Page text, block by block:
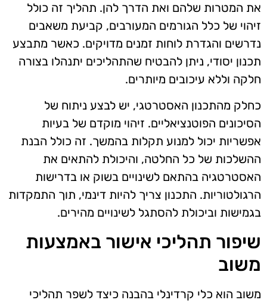
את המטרות שלהם ואת הדרך להן. תהליך זה כולל
זיהוי של כלל הגורמים המעורבים, קביעת משאבים
נדרשים והגדרת לוחות זמנים מדויקים. כאשר מתבצע
תכנון יסודי, ניתן להבטיח שהתהליכים יתנהלו בצורה
חלקה וללא עיכובים מיותרים.
כחלק מהתכנון האסטרטגי, יש לבצע ניתוח של
הסיכונים הפוטנציאליים. זיהוי מוקדם של בעיות
אפשריות יכול למנוע תקלות בהמשך. זה כולל הבנת
ההשלכות של כל החלטה, והיכולת להתאים את
האסטרטגיה בהתאם לשינויים בשוק או בדרישות
הרגולטוריות. התכנון צריך להיות דינמי, תוך התמקדות
בגמישות וביכולת להסתגל לשינויים מהירים.
שיפור תהליכי אישור באמצעות
משוב
משוב הוא כלי קרדינלי בהבנה כיצד לשפר תהליכי